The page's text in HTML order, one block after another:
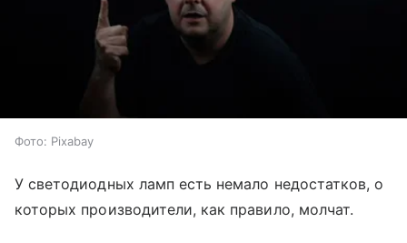
Фото: Pixabay
У светодиодных ламп есть немало недостатков, о
которых производители, как правило, молчат.